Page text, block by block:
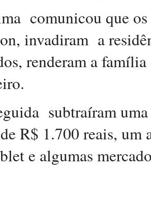
comunicou que
invadiram a
renderam a
subtraíram
R$ 1.700 reais,
e algumas